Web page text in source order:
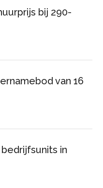
bij 290-
van 16
in